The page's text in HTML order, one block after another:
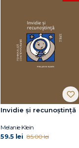
Invidie și recunoștință
Melanie Klein
59.5 lei 85.00 lei